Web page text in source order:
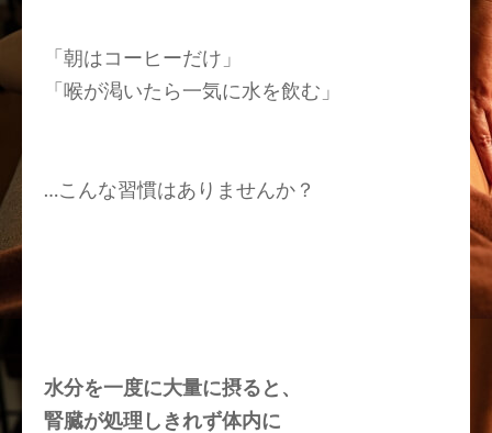
「朝はコーヒーだけ」
「喉が渇いたら一気に水を飲む 」
…こんな習慣はありませんか？
水分を一度に大量に摂ると、
腎臓が処理しきれず体内に